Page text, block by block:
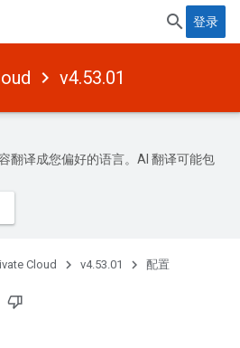
登录
v4.53.01
翻译成您偏好的语言。AI 翻译可能包
Cloud v4.53.01 配置